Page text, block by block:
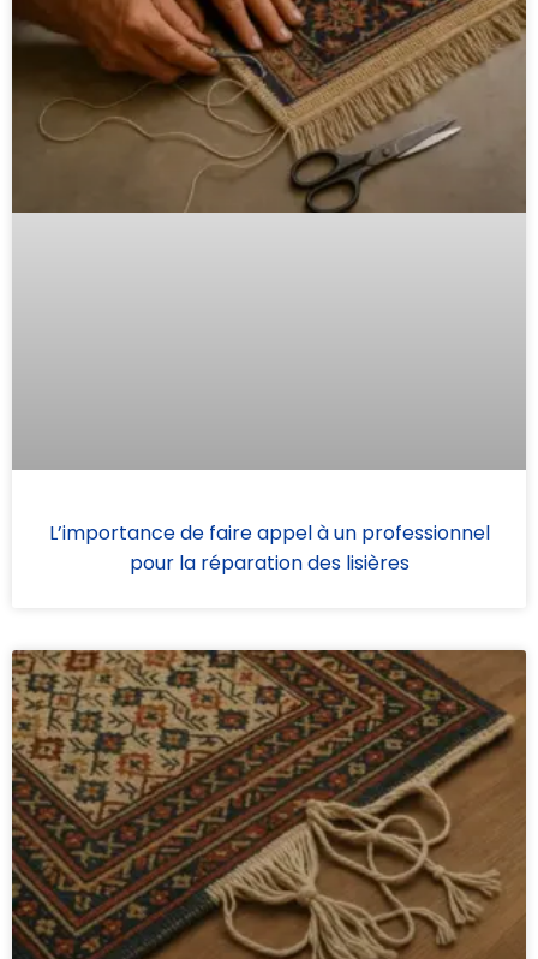
L’importance de faire appel à un professionnel
pour la réparation des lisières